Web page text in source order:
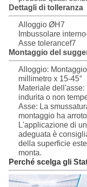
Dettagli di tolleranza
Alloggio ØH7
Imbussolare
Asse tolerancef7
Montaggio del
Alloggio:
millimetro x 15-45°
Materiale
indurita o non
Asse: La
montaggio ha
L'applicazione di
adeguata è
della superficie
monta.
Perché scelga gli